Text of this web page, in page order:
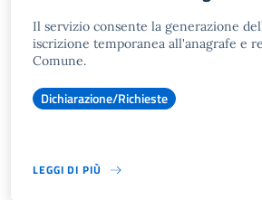
Il servizio consente la generazione
iscrizione temporanea all'anagrafe e
Comune.
Dichiarazione/Richieste
LEGGI DI PIÙ